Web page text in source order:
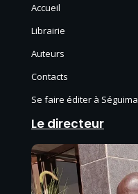
Accueil
Librairie
Auteurs
Contacts
Se faire éditer à Séguima
Le directeur